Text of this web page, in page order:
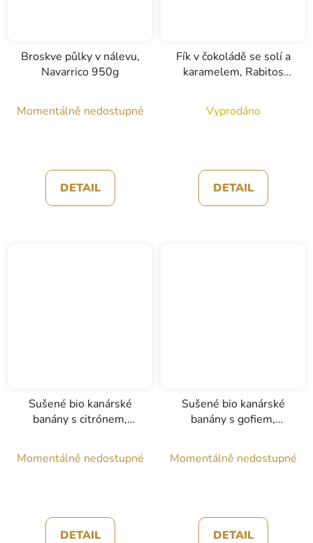
Broskve půlky v nálevu,
Navarrico 950g
Momentálně nedostupné
DETAIL
Fík v čokoládě se solí a
karamelem, Rabitos
Vyprodáno
DETAIL
Sušené bio kanárské
banány s citrónem,
Momentálně nedostupné
DETAIL
Sušené bio kanárské
banány s gofiem,
Momentálně nedostupné
DETAIL